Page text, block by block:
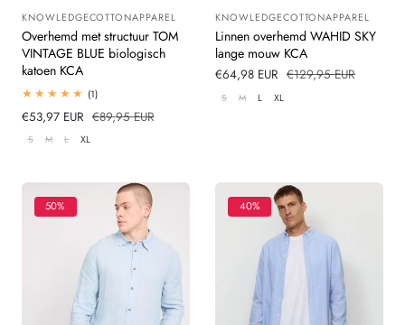
Leverancier:
KNOWLEDGECOTTONAPPAREL
Overhemd met structuur TOM
VINTAGE BLUE biologisch
katoen KCA
(1)1
beoordelingen
Verkoopprijs
€53,97 EUR Normale
€89,95 EUR
S M L XL
Leverancier:
KNOWLEDGECOTTONAPPAREL
Linnen overhemd WAHID SKY
lange mouw KCA
Verkoopprijs
€64,98 EUR Normale
€129,95 EUR
S M L XL
50% 40%